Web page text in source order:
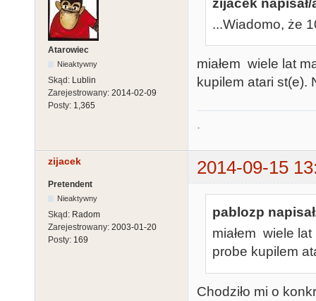
Atarowiec
Nieaktywny
Skąd: Lublin
Zarejestrowany: 2014-02-09
Posty: 1,365
...Wiadomo, że
miałem wiele lat
kupilem atari st(e).
.
zijacek 2014-09-15
Pretendent
Nieaktywny
Skąd: Radom
Zarejestrowany: 2003-01-20
Posty: 169
pablozp
miałem wiele
probe kupilem
Chodziło mi o